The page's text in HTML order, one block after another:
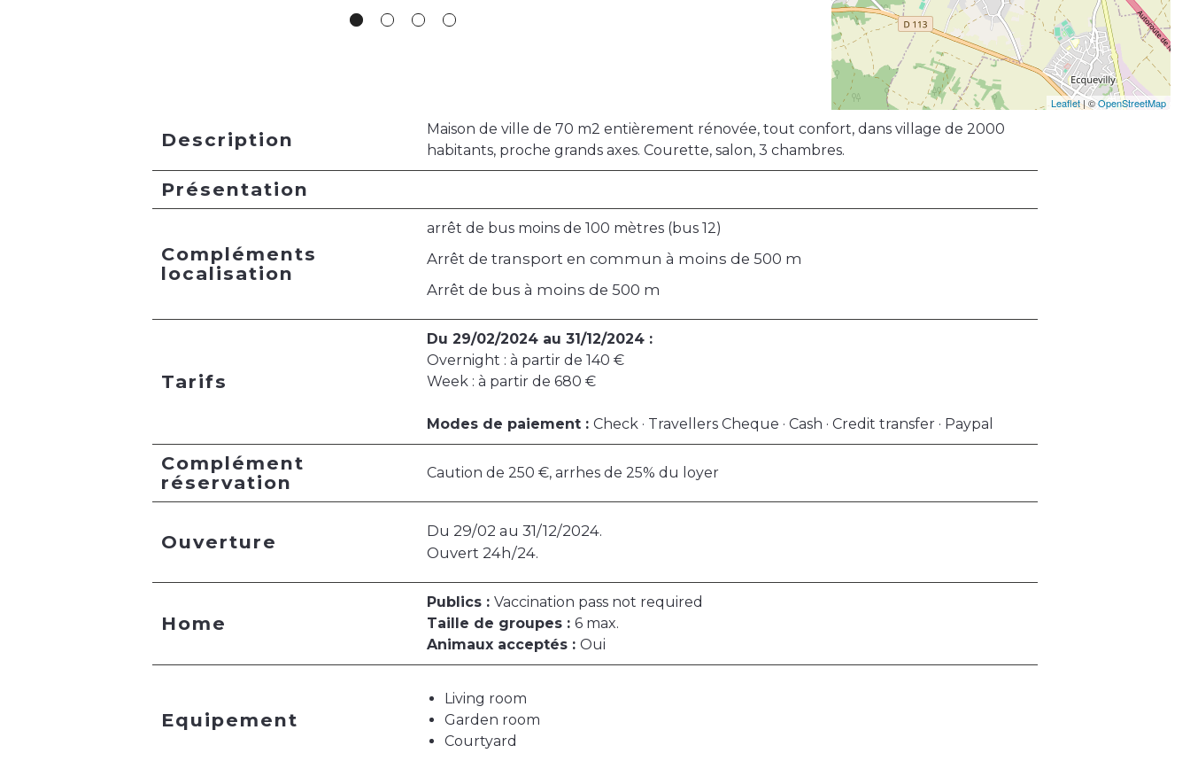
Leaflet| ©OpenStreetMap
Description
Maison de ville de 70 m2 entièrement rénovée, tout confort, dans village de 2000
habitants, proche grands axes. Courette, salon, 3 chambres.
Présentation
Compléments
localisation
arrêt de bus moins de 100 mètres (bus 12)
Arrêt de transport en commun à moins de 500 m
Arrêt de bus à moins de 500 m
Tarifs
Du 29/02/2024 au 31/12/2024 :
Overnight : à partir de 140 €
Week : à partir de 680 €
Modes de paiement : Check · Travellers Cheque · Cash · Credit transfer · Paypal
Complément
réservation
Caution de 250 €, arrhes de 25% du loyer
Ouverture
Du 29/02 au 31/12/2024.
Ouvert 24h/24.
Home
Publics : Vaccination pass not required
Taille de groupes : 6 max.
Animaux acceptés : Oui
Equipement
Living room
Garden room
Courtyard